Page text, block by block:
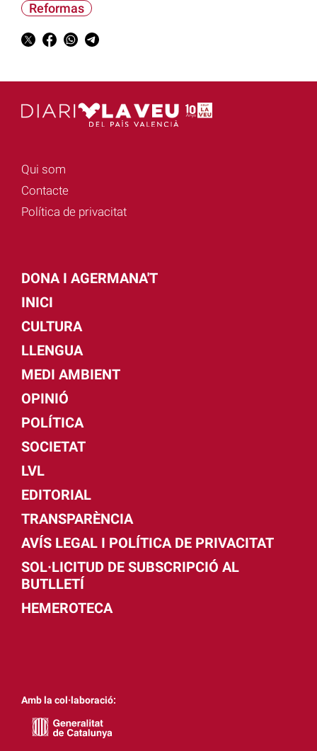
Reformas
Qui som
Contacte
Política de privacitat
DONA I AGERMANA'T
INICI
CULTURA
LLENGUA
MEDI AMBIENT
OPINIÓ
POLÍTICA
SOCIETAT
LVL
EDITORIAL
TRANSPARÈNCIA
AVÍS LEGAL I POLÍTICA DE PRIVACITAT
SOL·LICITUD DE SUBSCRIPCIÓ AL
BUTLLETÍ
HEMEROTECA
Amb la col·laboració: